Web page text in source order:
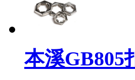
本溪GB805